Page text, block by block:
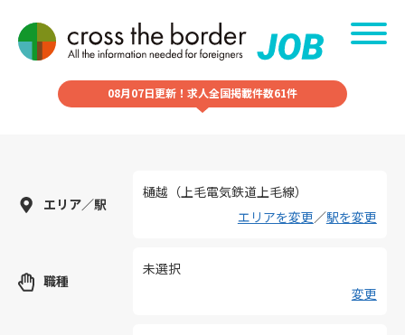
08月07日更新！求人全国掲載件数61件
エリア／駅
樋越（上毛電気鉄道上毛線）
エリアを変更／駅を変更
職種
未選択
変更